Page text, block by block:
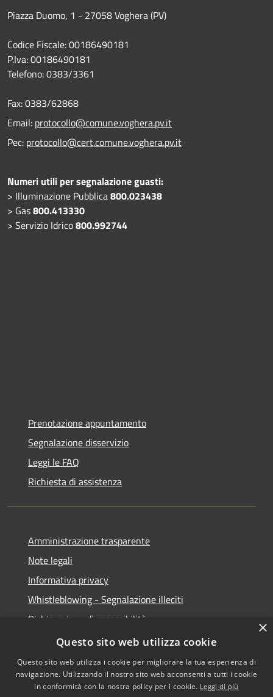
Piazza Duomo, 1 - 27058 Voghera (PV)
Codice Fiscale: 00186490181
P.Iva: 00186490181
Telefono:0383/3361
Fax:0383/62868
Email: protocollo@comune.voghera.pv.it
Pec: protocollo@cert.comune.voghera.pv.it
Numeri utili per segnalazione guasti:
> Illuminazione Pubblica800.023438
> Gas800.413330
> Servizio Idrico800.992744
Prenotazione appuntamento
Segnalazione disservizio
Leggi le FAQ
Richiesta di assistenza
Amministrazione trasparente
Note legali
Informativa privacy
Whistleblowing - Segnalazione illeciti
Dichiarazione di accessibilità
Obiettivi di acessibilità
×
Questo sito web utilizza cookie
Questo sito web utilizza i cookie per migliorare la tua esperienza di
navigazione. Utilizzando il nostro sito web acconsenti a tutti i cookie
in conformità con la nostra policy per i cookie. Leggi di più